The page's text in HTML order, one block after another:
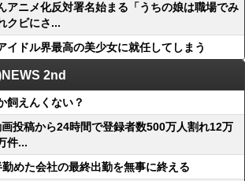
アニメ化反対署名始まる「うちの娘は職場でみ
クビにさ...
イドル界最高の美少女に就任してしまう
2nd
飼えんくない？
投稿から24時間で登録者数500万人割れ12万
件...
勤めた会社の最終出勤を無事に終える